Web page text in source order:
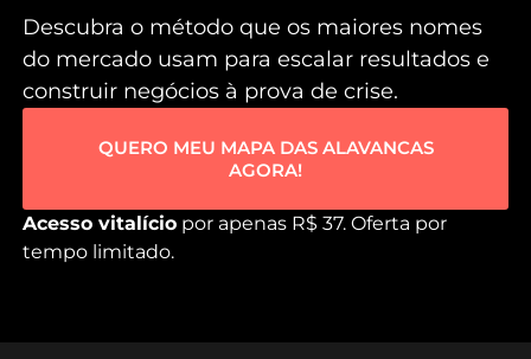
Descubra o método que os maiores nomes
do mercado usam para escalar resultados e
construir negócios à prova de crise.
QUERO MEU MAPA DAS ALAVANCAS
AGORA!
Acesso vitalício por apenas R$ 37. Oferta por
tempo limitado.